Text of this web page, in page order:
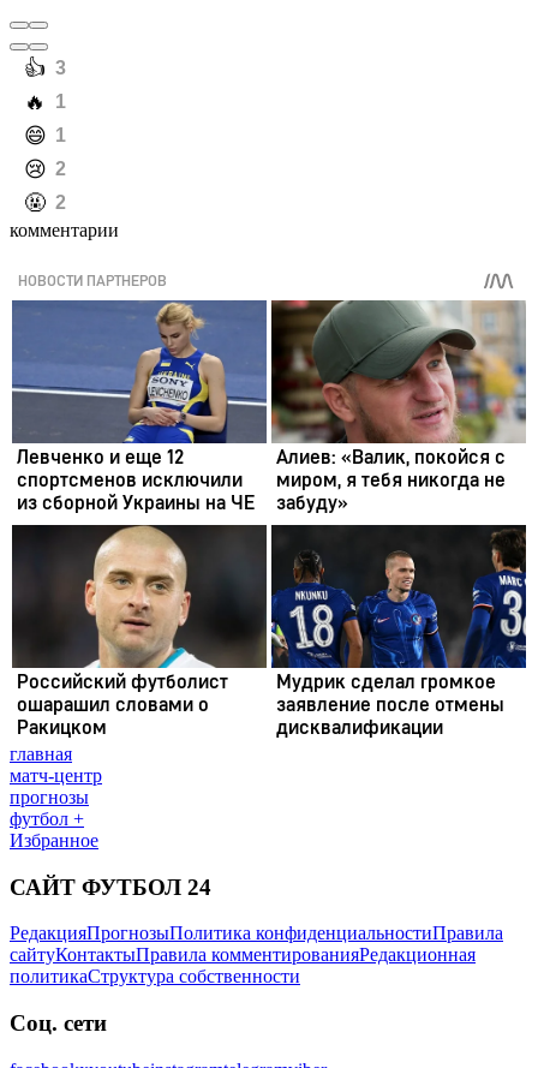
️👍 3
️🔥 1
️😄 1
️😢 2
️🤬 2
комментарии
главная
матч-центр
прогнозы
футбол +
Избранное
САЙТ ФУТБОЛ 24
РедакцияПрогнозыПолитика конфиденциальностиПравила
сайтуКонтактыПравила комментированияРедакционная
политикаСтруктура собственности
Соц. сети